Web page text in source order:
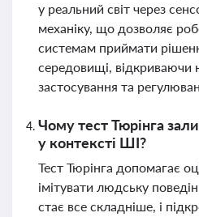
у реальний світ через
механіку, що дозволяє
системам приймати
середовищі, відкриваючи
застосування та
Чому тест Тюрінга
у контексті ШІ?
Тест Тюрінга допомагає
імітувати людську
стає все складніше, і